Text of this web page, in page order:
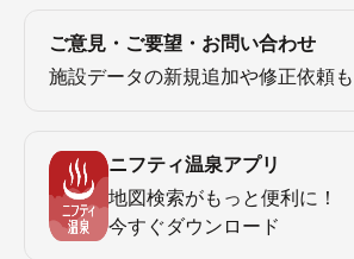
ご意見・ご要望・お問い合わせ
施設データの新規追加や修正依頼
ニフティ温泉アプリ
地図検索がもっと便利に！
今すぐダウンロード